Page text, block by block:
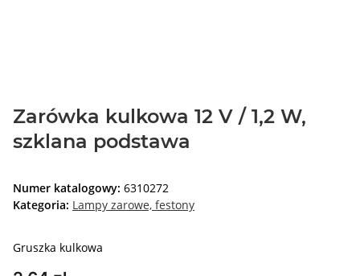
Zarówka kulkowa 12 V / 1,2 W,
szklana podstawa
Numer katalogowy: 6310272
Kategoria: Lampy zarowe, festony
Gruszka kulkowa